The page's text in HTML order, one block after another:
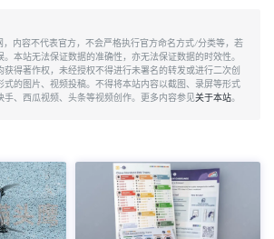
，内容不代表官方，不会严格执行官方命名方式/分类等，若
本站无法保证数据的准确性，亦无法保证数据的时效性。
得著作权，未经授权不得进行未署名的转发或进行二次创
式的图片、视频投稿。不得将本站内容以截图、录屏等形式
手、西瓜视频、头条等视频创作。更多内容参见关于本站。